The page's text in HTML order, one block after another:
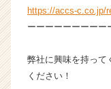
https://accs-c.co.jp/
ーーーーーーーーー
弊社に興味を持って
ください！